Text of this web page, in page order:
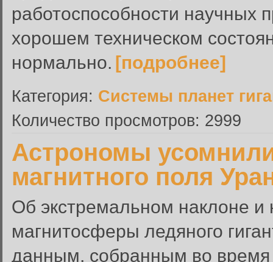
работоспособности научных
хорошем техническом
нормально. [подробнее]
Категория: Системы планет
Количество просмотров: 2999
Астрономы
магнитного поля
Об экстремальном наклоне и
магнитосферы ледяного
данным, собранным во